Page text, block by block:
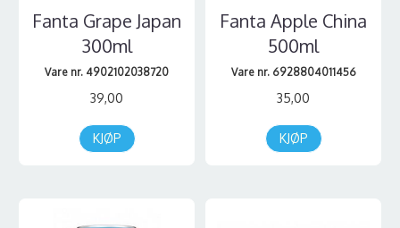
Fanta Grape Japan
300ml
Vare nr. 4902102038720
39,00
KJØP
Fanta Apple China
500ml
Vare nr. 6928804011456
35,00
KJØP